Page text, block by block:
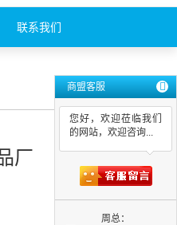
联系我们
厂
商盟客服
您好，欢迎莅临我们
的网站，欢迎咨询...
周总：